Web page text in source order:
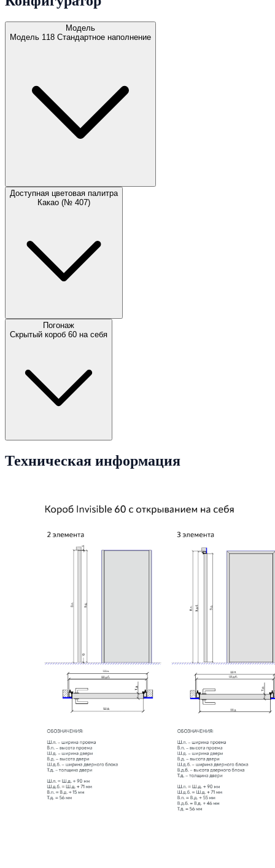
Модель
Модель 118 Стандартное наполнение
Доступная цветовая палитра
Какао (№ 407)
Погонаж
Скрытый короб 60 на себя
Техническая информация